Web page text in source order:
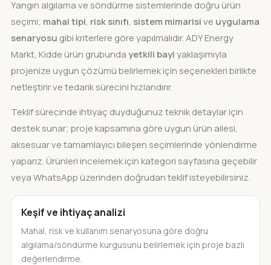
Yangın algılama ve söndürme sistemlerinde doğru ürün
seçimi; mahal tipi, risk sınıfı, sistem mimarisive uygulama
senaryosu gibi kriterlere göre yapılmalıdır. ADY Energy
Markt, Kidde ürün grubundayetkili bayiyaklaşımıyla
projenize uygun çözümü belirlemek için seçenekleri birlikte
netleştirir ve tedarik sürecini hızlandırır.
Teklif sürecinde ihtiyaç duyduğunuz teknik detaylar için
destek sunar; proje kapsamına göre uygun ürün ailesi,
aksesuar ve tamamlayıcı bileşen seçimlerinde yönlendirme
yaparız. Ürünleri incelemek için kategori sayfasına geçebilir
veya WhatsApp üzerinden doğrudan teklif isteyebilirsiniz.
Keşif ve ihtiyaç analizi
Mahal, risk ve kullanım senaryosuna göre doğru
algılama/söndürme kurgusunu belirlemek için proje bazlı
değerlendirme.